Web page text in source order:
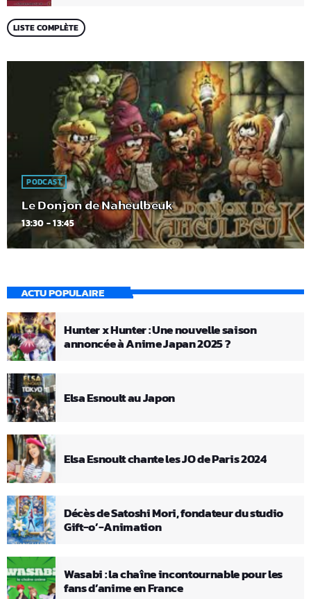
LISTE COMPLÈTE
PODCAST
Le Donjon de Naheulbeuk
13:30 - 13:45
ACTU POPULAIRE
Hunter x Hunter : Une nouvelle saison
annoncée à Anime Japan 2025 ?
Elsa Esnoult au Japon
Elsa Esnoult chante les JO de Paris 2024
Décès de Satoshi Mori, fondateur du studio
Gift-o’-Animation
Wasabi : la chaîne incontournable pour les
fans d’anime en France